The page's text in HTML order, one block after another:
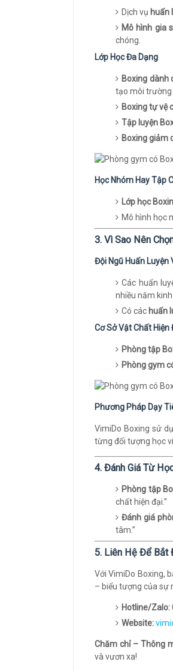
Dịch vụ huấn
Mô hình gia
chóng.
Lớp Học Đa Dạng
Boxing dành
tạo môi trường
Boxing tự vệ
Tập luyện
Boxing giảm
Học Nhóm Hay Tập
Lớp học
Mô hình học
3. Vì Sao Nên
Đội Ngũ Huấn Luyện
Các huấn
nhiều năm kinh
Có các huấn
Cơ Sở Vật Chất Hiện
Phòng tập
Phòng gym
Phương Pháp Dạy
VimiDo Boxing sử
từng đối tượng học
4. Đánh Giá Từ
Phòng tập
chất hiện đại.”
Đánh giá
tâm.”
5. Liên Hệ Để Bắt
Với VimiDo Boxing,
– biểu tượng của sự
Hotline/Zalo:
Website:
Chăm chỉ – Thông
và vươn xa!